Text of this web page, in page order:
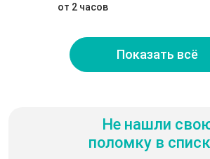
от 2 часов
Показать всё
Не нашли
поломку в